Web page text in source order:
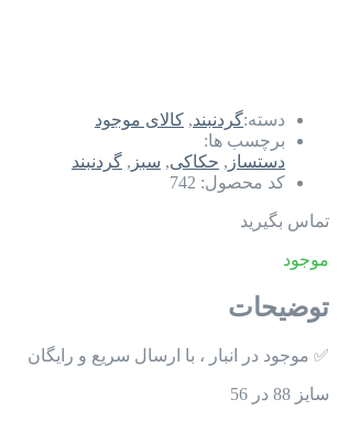
دسته:گردنبند, کالای موجود
برچسب ها:
دستساز , حکاکی, سبز , گردنبند
کد محصول: 742
تماس بگیرید
موجود
توضیحات
✅ موجود در انبار ، با ارسال سریع و رایگان
سایز 88 در 56